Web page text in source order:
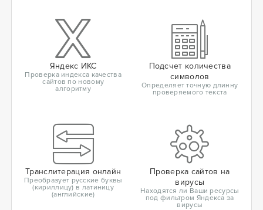
Яндекс ИКС
Проверка индекса качества
сайтов по новому
алгоритму
Подсчет количества
символов
Определяет точную длинну
проверяемого текста
Транслитерация онлайн
Преобразует русские буквы
(кириллицу) в латиницу
(английские)
Проверка сайтов на
вирусы
Находятся ли Ваши ресурсы
под фильтром Яндекса за
вирусы